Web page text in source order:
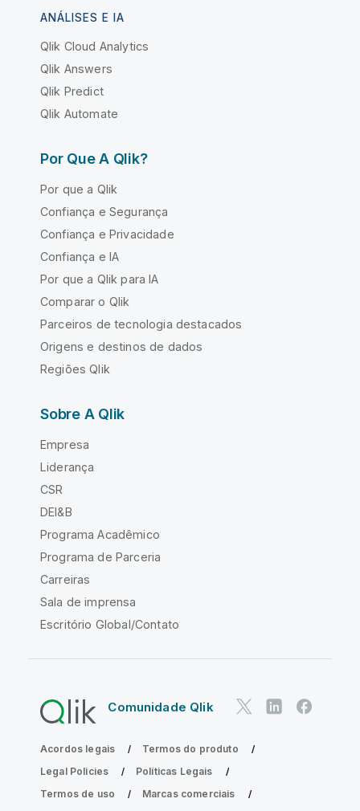
ANÁLISES E IA
Qlik Cloud Analytics
Qlik Answers
Qlik Predict
Qlik Automate
Por Que A Qlik?
Por que a Qlik
Confiança e Segurança
Confiança e Privacidade
Confiança e IA
Por que a Qlik para IA
Comparar o Qlik
Parceiros de tecnologia destacados
Origens e destinos de dados
Regiões Qlik
Sobre A Qlik
Empresa
Liderança
CSR
DEI&B
Programa Acadêmico
Programa de Parceria
Carreiras
Sala de imprensa
Escritório Global/Contato
Comunidade Qlik
Acordos legais
Termos do produto
Legal Policies
Políticas Legais
Termos de uso
Marcas comerciais